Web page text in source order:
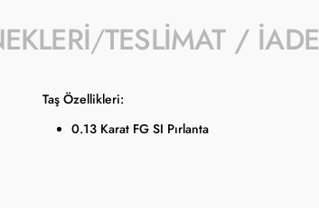
TESLIMAT / İADE
Taş Özellikleri:
0.13 Karat FG SI Pırlanta